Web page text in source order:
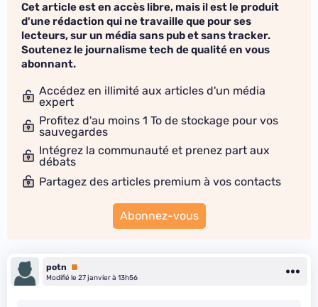
Cet article est en accès libre, mais il est le produit
d'une rédaction qui ne travaille que pour ses
lecteurs, sur un média sans pub et sans tracker.
Soutenez le journalisme tech de qualité en vous
abonnant.
Accédez en illimité aux articles d'un média
expert
Profitez d'au moins 1 To de stockage pour vos
sauvegardes
Intégrez la communauté et prenez part aux
débats
Partagez des articles premium à vos contacts
Abonnez-vous
potn
Premium
Modifié le 27 janvier à 13h56